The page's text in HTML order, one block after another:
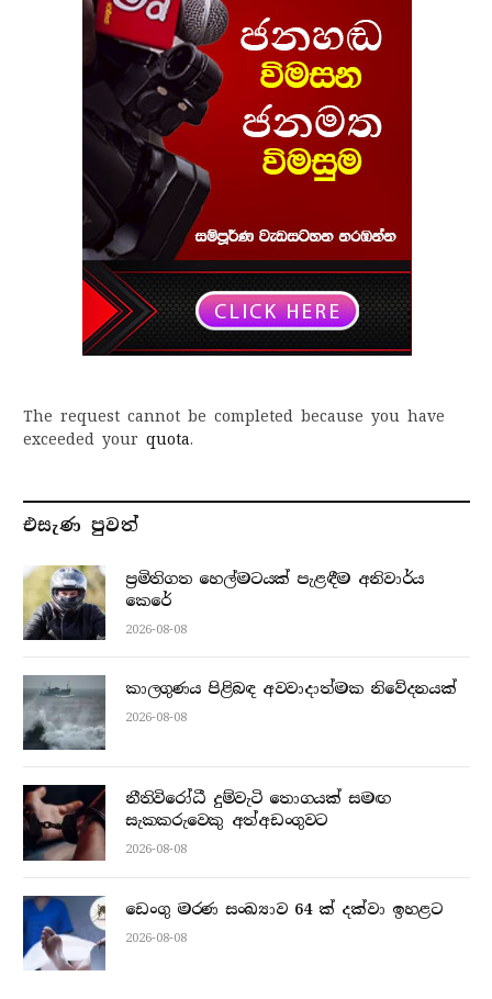
The request cannot be completed because you have
exceeded your quota.
එසැණ පුව​ත්
ප්‍රමිතිගත හෙල්මටයක් පැළඳීම අනිවාර්ය
කෙරේ
2026-08-08
කාලගුණය පිළිබඳ අවවාදාත්මක නිවේදනයක්
2026-08-08
නීතිවිරෝධී දුම්වැටි තොගයක් සමඟ
සැකකරුවෙකු අත්අඩංගුවට
2026-08-08
ඩෙංගු මරණ සංඛ්‍යාව 64 ක් දක්වා ඉහළට
2026-08-08